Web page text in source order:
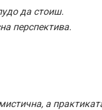
да стоиш.
перспектива.
а